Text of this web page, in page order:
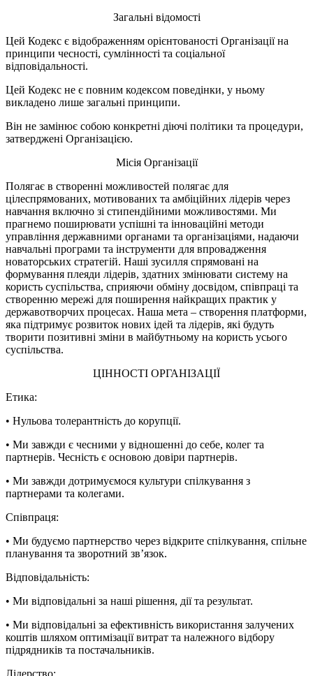
Загальні відомості
Цей Кодекс є відображенням орієнтованості Організації на
принципи чесності, сумлінності та соціальної
відповідальності.
Цей Кодекс не є повним кодексом поведінки, у ньому
викладено лише загальні принципи.
Він не замінює собою конкретні діючі політики та процедури,
затверджені Організацією.
Місія Організації
Полягає в створенні можливостей полягає для
цілеспрямованих, мотивованих та амбіційних лідерів через
навчання включно зі стипендійними можливостями. Ми
прагнемо поширювати успішні та інноваційні методи
управління державними органами та організаціями, надаючи
навчальні програми та інструменти для впровадження
новаторських стратегій. Наші зусилля спрямовані на
формування плеяди лідерів, здатних змінювати систему на
користь суспільства, сприяючи обміну досвідом, співпраці та
створенню мережі для поширення найкращих практик у
державотворчих процесах. Наша мета – створення платформи,
яка підтримує розвиток нових ідей та лідерів, які будуть
творити позитивні зміни в майбутньому на користь усього
суспільства.
ЦІННОСТІ ОРГАНІЗАЦІЇ
Етика:
• Нульова толерантність до корупції.
• Ми завжди є чесними у відношенні до себе, колег та
партнерів. Чесність є основою довіри партнерів.
• Ми завжди дотримуємося культури спілкування з
партнерами та колегами.
Співпраця:
• Ми будуємо партнерство через відкрите спілкування, спільне
планування та зворотний зв’язок.
Відповідальність:
• Ми відповідальні за наші рішення, дії та результат.
• Ми відповідальні за ефективність використання залучених
коштів шляхом оптимізації витрат та належного відбору
підрядників та постачальників.
Лідерство: